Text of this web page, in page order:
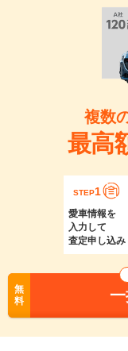
複数
最高
STEP1
愛車情報を
入力して
査定申し込み
無
料